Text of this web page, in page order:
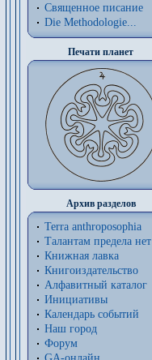
Священное писание
Die Methodologie...
Печати планет
Архив разделов
Terra anthroposophia
Талантам предела нет
Книжная лавка
Книгоиздательство
Алфавитный каталог
Инициативы
Календарь событий
Наш город
Форум